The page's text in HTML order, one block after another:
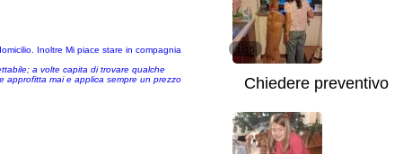
Inoltre Mi piace stare in compagnia
a volte capita di trovare qualche
approfitta mai e applica sempre un prezzo
1/15
Chiedere preventivo